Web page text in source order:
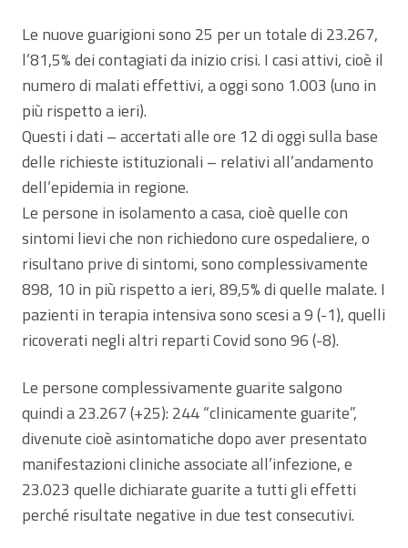
Le nuove guarigioni sono 25 per un totale di 23.267,
l’81,5% dei contagiati da inizio crisi. I casi attivi, cioè il
numero di malati effettivi, a oggi sono 1.003 (uno in
più rispetto a ieri).
Questi i dati – accertati alle ore 12 di oggi sulla base
delle richieste istituzionali – relativi all’andamento
dell’epidemia in regione.
Le persone in isolamento a casa, cioè quelle con
sintomi lievi che non richiedono cure ospedaliere, o
risultano prive di sintomi, sono complessivamente
898, 10 in più rispetto a ieri, 89,5% di quelle malate. I
pazienti in terapia intensiva sono scesi a 9 (-1), quelli
ricoverati negli altri reparti Covid sono 96 (-8).
Le persone complessivamente guarite salgono
quindi a 23.267 (+25): 244 “clinicamente guarite”,
divenute cioè asintomatiche dopo aver presentato
manifestazioni cliniche associate all’infezione, e
23.023 quelle dichiarate guarite a tutti gli effetti
perché risultate negative in due test consecutivi.